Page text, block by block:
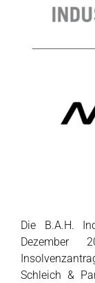
Die B.A.H.
Dezember
Schleich &